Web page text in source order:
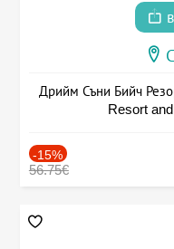
Дрийм Съни Бийч
Resort
-15%
56.75€